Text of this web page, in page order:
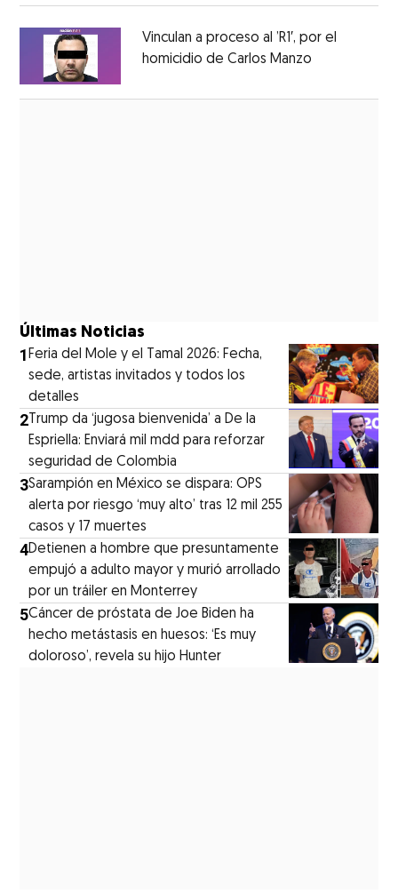
Vinculan a proceso al ’R1′, por el
homicidio de Carlos Manzo
Últimas Noticias
1Feria del Mole y el Tamal 2026: Fecha,
sede, artistas invitados y todos los
detalles
2 Trump da ‘jugosa bienvenida’ a De la
Espriella: Enviará mil mdd para reforzar
seguridad de Colombia
3Sarampión en México se dispara: OPS
alerta por riesgo ‘muy alto’ tras 12 mil 255
casos y 17 muertes
4Detienen a hombre que presuntamente
empujó a adulto mayor y murió arrollado
por un tráiler en Monterrey
5Cáncer de próstata de Joe Biden ha
hecho metástasis en huesos: ‘Es muy
doloroso’, revela su hijo Hunter